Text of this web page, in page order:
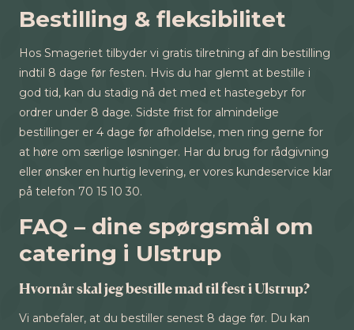
Bestilling & fleksibilitet
Hos Smageriet tilbyder vi gratis tilretning af din bestilling
indtil 8 dage før festen. Hvis du har glemt at bestille i
god tid, kan du stadig nå det med et hastegebyr for
ordrer under 8 dage. Sidste frist for almindelige
bestillinger er 4 dage før afholdelse, men ring gerne for
at høre om særlige løsninger. Har du brug for rådgivning
eller ønsker en hurtig levering, er vores kundeservice klar
på telefon 70 15 10 30.
FAQ – dine spørgsmål om
catering i Ulstrup
Hvornår skal jeg bestille mad til fest i Ulstrup?
Vi anbefaler, at du bestiller senest 8 dage før. Du kan